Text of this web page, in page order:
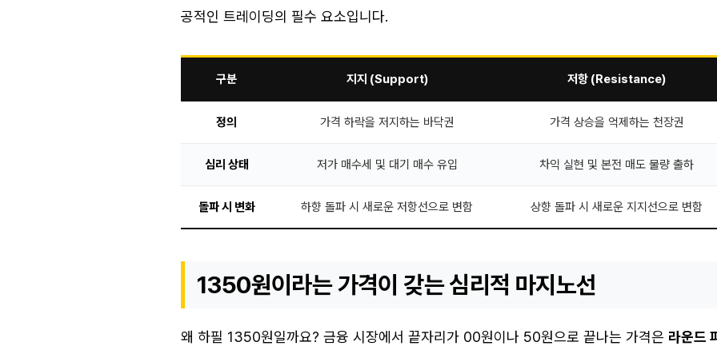
공적인 트레이딩의 필수 요소입니다.
구분 지지 (Support) 저항 (Resistance)
정의 가격 하락을 저지하는 바닥권 가격 상승을 억제하는 천장권
심리 상태 저가 매수세 및 대기 매수 유입 차익 실현 및 본전 매도 물량 출하
돌파 시 변화 하향 돌파 시 새로운 저항선으로 변함 상향 돌파 시 새로운 지지선으로 변함
1350원이라는 가격이 갖는 심리적 마지노선
왜 하필 1350원일까요? 금융 시장에서 끝자리가 00원이나 50원으로 끝나는 가격은 라운드